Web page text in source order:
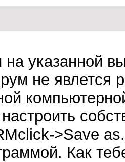
на указанной
не явлется
>Save
Как